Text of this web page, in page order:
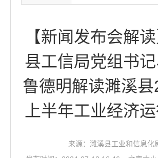
【新闻发布会解
县工信局党组书
鲁德明解读濉溪
上半年工业经济
来源：濉溪县工业和信息化